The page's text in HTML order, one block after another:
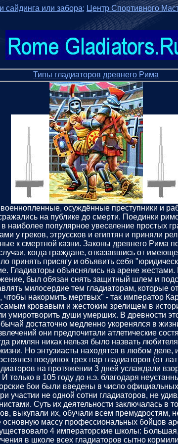
сайдинга или забора; Центр Спортивного
Типы гладиаторов древнего Рима
осуждённые преступники и
на публике до смерти. Поединки
наиболее популярное увеселение простых
у греков, этруссков и египтян и приняли
к смертной казни. Законы древнего Рима
когда граждане, отказавшись от
принять присягу и объявить себя
Гладиаторы объяснялись на арене
был обязан снять защитный шлем и
милосердие тем гладиаторам, которые
накормить мертвых" - так император
кровавым и жестоким зрелищем в
умиротворить души умерших. В древности
достаточно медленно укоренялся в
они предпочитали атлетические
римлян никак нельзя было назвать
Но энтузиасты находятся в любом
поединок трех пар гладиаторов (от
на протяжении 3 дней услаждали
в 105 году до н.э. благодаря
бои были введены в число
участии не одной сотни гладиаторов, не
Суть их деятельности заключалась в
выкупали их, обучали всем
массу профессиональных бойцов
4 императорские школы:
в школе всех гладиаторов сытно